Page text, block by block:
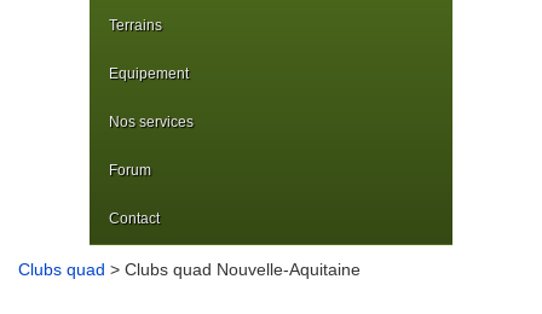
Terrains
Equipement
Nos services
Forum
Contact
Clubs quad > Clubs quad Nouvelle-Aquitaine